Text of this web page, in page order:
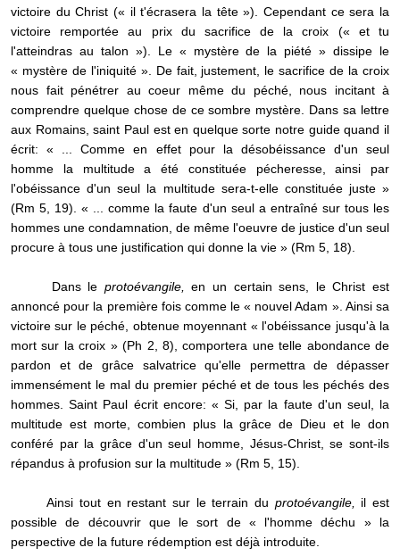
victoire du Christ (« il t'écrasera la tête »). Cependant ce sera la
victoire remportée au prix du sacrifice de la croix (« et tu
l'atteindras au talon »). Le « mystère de la piété » dissipe le
« mystère de l'iniquité ». De fait, justement, le sacrifice de la croix
nous fait pénétrer au coeur même du péché, nous incitant à
comprendre quelque chose de ce sombre mystère. Dans sa lettre
aux Romains, saint Paul est en quelque sorte notre guide quand il
écrit: « ... Comme en effet pour la désobéissance d'un seul
homme la multitude a été constituée pécheresse, ainsi par
l'obéissance d'un seul la multitude sera-t-elle constituée juste »
(Rm 5, 19). « ... comme la faute d'un seul a entraîné sur tous les
hommes une condamnation, de même l'oeuvre de justice d'un seul
procure à tous une justification qui donne la vie » (Rm 5, 18).
Dans le protoévangile,
en un certain sens, le Christ est
annoncé pour la première fois comme le « nouvel Adam ». Ainsi sa
victoire sur le péché, obtenue moyennant « l'obéissance jusqu'à la
mort sur la croix » (Ph 2, 8), comportera une telle abondance de
pardon et de grâce salvatrice qu'elle permettra de dépasser
immensément le mal du premier péché et de tous les péchés des
hommes. Saint Paul écrit encore: « Si, par la faute d'un seul, la
multitude est morte, combien plus la grâce de Dieu et le don
conféré par la grâce d'un seul homme, Jésus-Christ, se sont-ils
répandus à profusion sur la multitude » (Rm 5, 15).
Ainsi tout en restant sur le terrain du protoévangile,
il est
possible de découvrir que le sort de « l'homme déchu » la
perspective de la future rédemption est déjà introduite.